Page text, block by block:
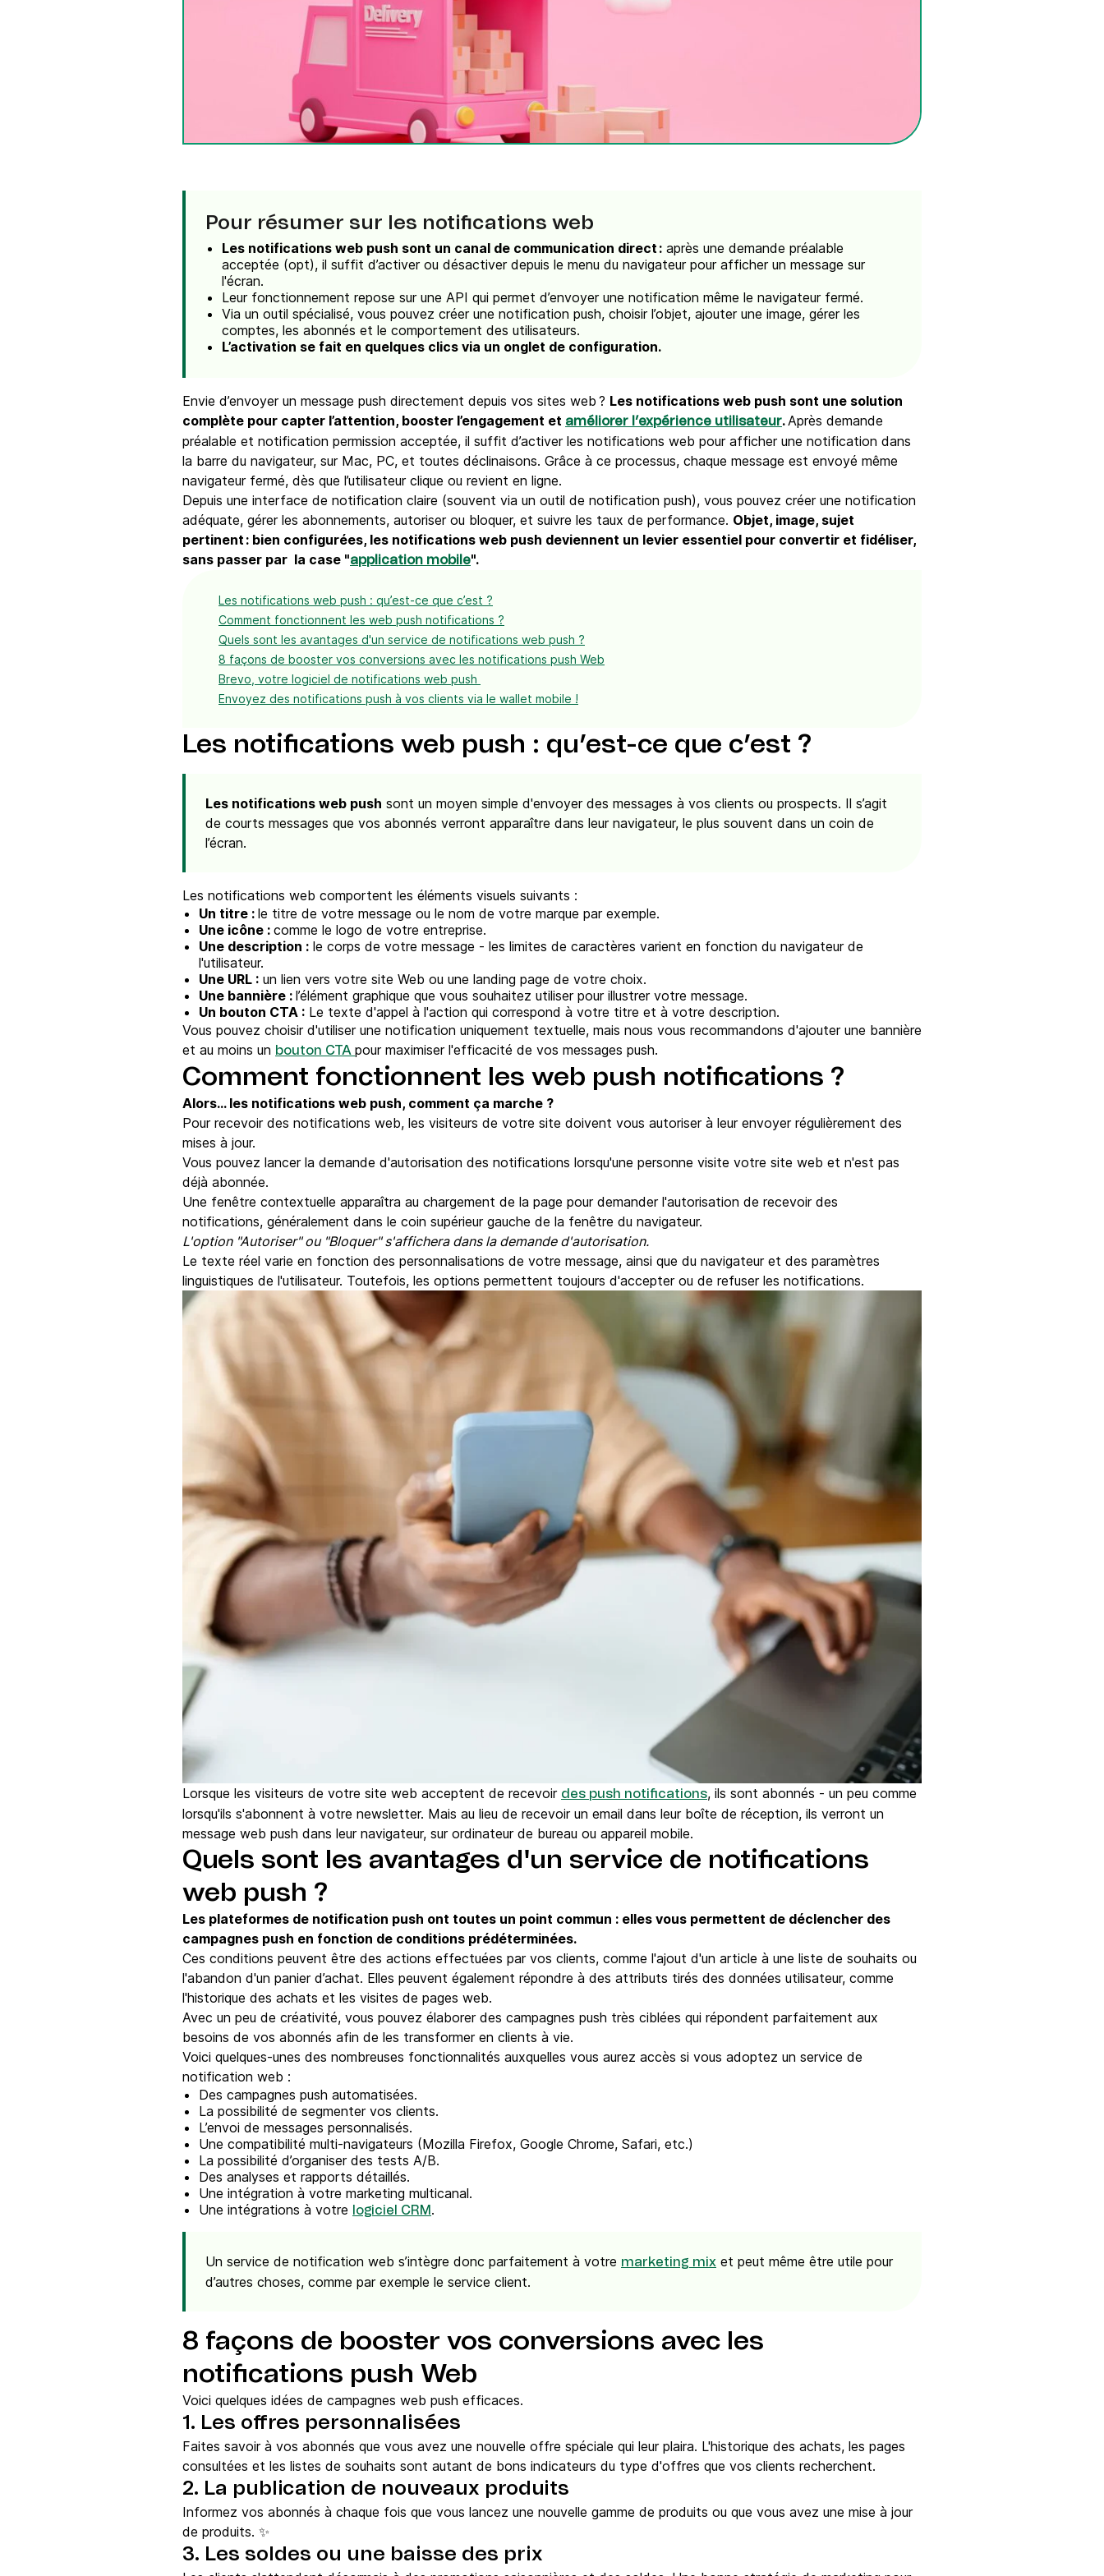
Connectez Brevo à plus de 150 outils numériques
comme Shopify, WordPress, Stripe, Zapier, etc.
Téléphone
Pour résumer sur les notifications web
Les notifications web push sont un canal de communication direct : après une demande préalable
acceptée (opt), il suffit d’activer ou désactiver depuis le menu du navigateur pour afficher un message sur
l'écran.
Leur fonctionnement repose sur une API qui permet d’envoyer une notification même le navigateur fermé.
Via un outil spécialisé, vous pouvez créer une notification push, choisir l’objet, ajouter une image, gérer les
comptes, les abonnés et le comportement des utilisateurs.
L’activation se fait en quelques clics via un onglet de configuration.
Envie d’envoyer un message push directement depuis vos sites web ? Les notifications web push sont une solution
complète pour capter l’attention, booster l’engagement et améliorer l’expérience utilisateur.Après demande
préalable et notification permission acceptée, il suffit d’activer les notifications web pour afficher une notification dans
la barre du navigateur, sur Mac, PC, et toutes déclinaisons. Grâce à ce processus, chaque message est envoyé même
navigateur fermé, dès que l’utilisateur clique ou revient en ligne.
Depuis une interface de notification claire (souvent via un outil de notification push), vous pouvez créer une notification
adéquate, gérer les abonnements, autoriser ou bloquer, et suivre les taux de performance. Objet, image, sujet
pertinent : bien configurées, les notifications web push deviennent un levier essentiel pour convertir et fidéliser,
sans passer par la case "application mobile".
Les notifications web push : qu’est-ce que c’est ?
Comment fonctionnent les web push notifications ?
Quels sont les avantages d'un service de notifications web push ?
8 façons de booster vos conversions avec les notifications push Web
Brevo, votre logiciel de notifications web push
Envoyez des notifications push à vos clients via le wallet mobile !
Les notifications web push : qu’est-ce que c’est ?
Les notifications web push sont un moyen simple d'envoyer des messages à vos clients ou prospects. Il s’agit
de courts messages que vos abonnés verront apparaître dans leur navigateur, le plus souvent dans un coin de
l’écran.
Les notifications web comportent les éléments visuels suivants :
Un titre : le titre de votre message ou le nom de votre marque par exemple.
Une icône : comme le logo de votre entreprise.
Une description : le corps de votre message - les limites de caractères varient en fonction du navigateur de
l'utilisateur.
Une URL : un lien vers votre site Web ou une landing page de votre choix.
Une bannière : l’élément graphique que vous souhaitez utiliser pour illustrer votre message.
Un bouton CTA : Le texte d'appel à l'action qui correspond à votre titre et à votre description.
Vous pouvez choisir d'utiliser une notification uniquement textuelle, mais nous vous recommandons d'ajouter une bannière
et au moins un bouton CTA pour maximiser l'efficacité de vos messages push.
Comment fonctionnent les web push notifications ?
Alors... les notifications web push, comment ça marche ?
Pour recevoir des notifications web, les visiteurs de votre site doivent vous autoriser à leur envoyer régulièrement des
mises à jour.
Vous pouvez lancer la demande d'autorisation des notifications lorsqu'une personne visite votre site web et n'est pas
déjà abonnée.
Une fenêtre contextuelle apparaîtra au chargement de la page pour demander l'autorisation de recevoir des
notifications, généralement dans le coin supérieur gauche de la fenêtre du navigateur.
L'option "Autoriser" ou "Bloquer" s'affichera dans la demande d'autorisation.
Le texte réel varie en fonction des personnalisations de votre message, ainsi que du navigateur et des paramètres
linguistiques de l'utilisateur. Toutefois, les options permettent toujours d'accepter ou de refuser les notifications.
Lorsque les visiteurs de votre site web acceptent de recevoir des push notifications, ils sont abonnés - un peu comme
lorsqu'ils s'abonnent à votre newsletter. Mais au lieu de recevoir un email dans leur boîte de réception, ils verront un
message web push dans leur navigateur, sur ordinateur de bureau ou appareil mobile.
Quels sont les avantages d'un service de notifications
web push ?
Les plateformes de notification push ont toutes un point commun : elles vous permettent de déclencher des
campagnes push en fonction de conditions prédéterminées.
Ces conditions peuvent être des actions effectuées par vos clients, comme l'ajout d'un article à une liste de souhaits ou
l'abandon d'un panier d’achat. Elles peuvent également répondre à des attributs tirés des données utilisateur, comme
l'historique des achats et les visites de pages web.
Avec un peu de créativité, vous pouvez élaborer des campagnes push très ciblées qui répondent parfaitement aux
besoins de vos abonnés afin de les transformer en clients à vie.
Voici quelques-unes des nombreuses fonctionnalités auxquelles vous aurez accès si vous adoptez un service de
notification web :
Des campagnes push automatisées.
La possibilité de segmenter vos clients.
L’envoi de messages personnalisés.
Une compatibilité multi-navigateurs (Mozilla Firefox, Google Chrome, Safari, etc.)
La possibilité d’organiser des tests A/B.
Des analyses et rapports détaillés.
Une intégration à votre marketing multicanal.
Une intégrations à votre
logiciel CRM .
Un service de notification web s’intègre donc parfaitement à votre marketing mix et peut même être utile pour
d’autres choses, comme par exemple le service client.
8 façons de booster vos conversions avec les
notifications push Web
Voici quelques idées de campagnes web push efficaces.
1. Les offres personnalisées
Faites savoir à vos abonnés que vous avez une nouvelle offre spéciale qui leur plaira. L'historique des achats, les pages
consultées et les listes de souhaits sont autant de bons indicateurs du type d'offres que vos clients recherchent.
2. La publication de nouveaux produits
Informez vos abonnés à chaque fois que vous lancez une nouvelle gamme de produits ou que vous avez une mise à jour
de produits. ✨
3. Les soldes ou une baisse des prix